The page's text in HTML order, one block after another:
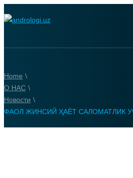
Home \
О НАС \
Новости \
ФАОЛ ЖИНСИЙ ҲАЁТ САЛОМАТЛИК